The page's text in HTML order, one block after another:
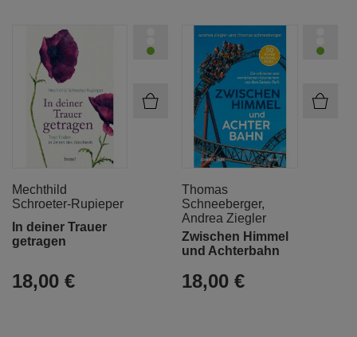
Mechthild
Schroeter-Rupieper
In deiner Trauer
getragen
18,00 €
Thomas
Schneeberger,
Andrea Ziegler
Zwischen Himmel
und Achterbahn
18,00 €